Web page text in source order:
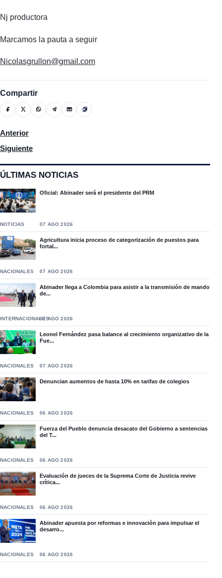
ÚLTIMAS NOTICIAS
Oficial: Abinader será el presidente del PRM
NOTICIAS 07 AGO 2026
Agricultura inicia proceso de categorización de puestos para
fortal...
NACIONALES 07 AGO 2026
Abinader llega a Colombia para asistir a la transmisión de mando
de...
INTERNACIONALES07 AGO 2026
Leonel Fernández pasa balance al crecimiento organizativo de la
Fue...
NACIONALES 07 AGO 2026
Denuncian aumentos de hasta 10% en tarifas de colegios
NACIONALES 06 AGO 2026
Fuerza del Pueblo denuncia desacato del Gobierno a sentencias
del T...
NACIONALES 06 AGO 2026
Evaluación de jueces de la Suprema Corte de Justicia revive
crítica...
NACIONALES 06 AGO 2026
Abinader apuesta por reformas e innovación para impulsar el
desarro...
NACIONALES 06 AGO 2026
Nj productora
Marcamos la pauta a seguir
Nicolasgrullon@gmail.com
Compartir
Artículo anterior: Autoridades de Moca realizan acto del
Anterior
Artículo siguiente: Estudiantes del Colegio Creando explican
Siguiente